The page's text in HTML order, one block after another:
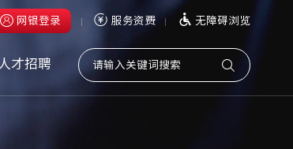
网银登录
个人网上银行
服务资费 无障碍浏览
人才招聘